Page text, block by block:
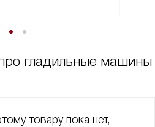
гладильные машины
товару пока нет,